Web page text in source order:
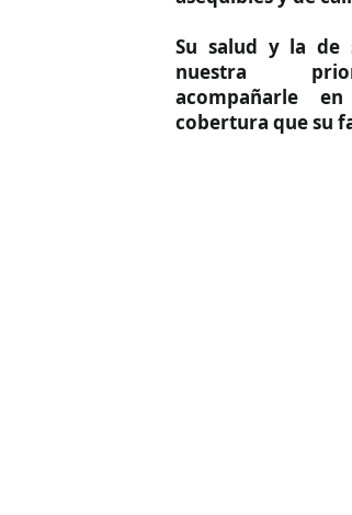
Su salud y la de
nuestra
acompañarle
cobertura que su